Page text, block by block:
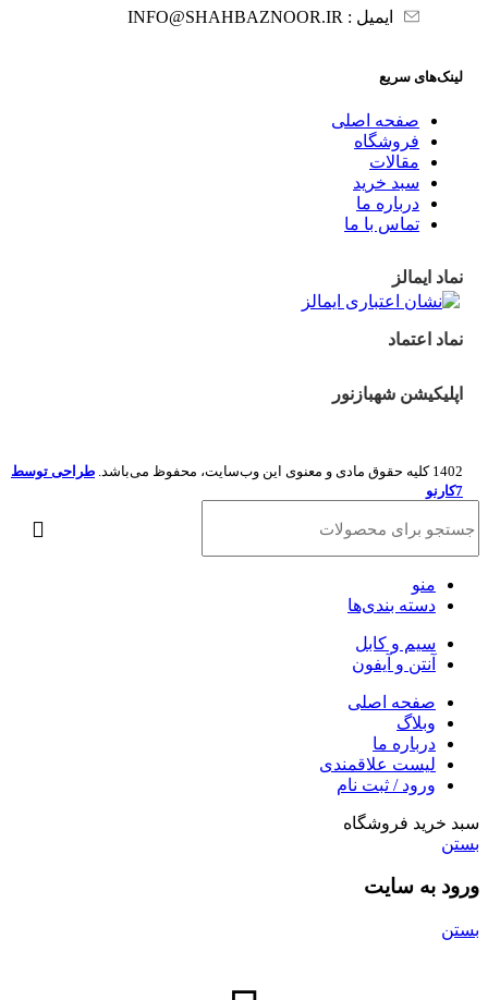
ایمیل : INFO@SHAHBAZNOOR.IR
لینک‌های سریع
صفحه اصلی
فروشگاه
مقالات
سبد خرید
درباره ما
تماس با ما
نماد ایمالز
نماد اعتماد
اپلیکیشن شهبازنور
1402 کلیه حقوق مادی و معنوی این وب‌سایت، محفوظ می‌باشد.
طراحی توسط
7کارنو
منو
دسته بندی‌ها
سیم و کابل
آنتن و آیفون
صفحه اصلی
وبلاگ
درباره ما
لیست علاقمندی
ورود / ثبت نام
سبد خرید فروشگاه
بستن
ورود به سایت
بستن